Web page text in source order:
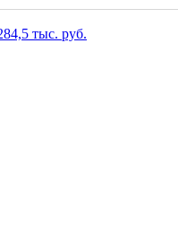
тыс. руб.